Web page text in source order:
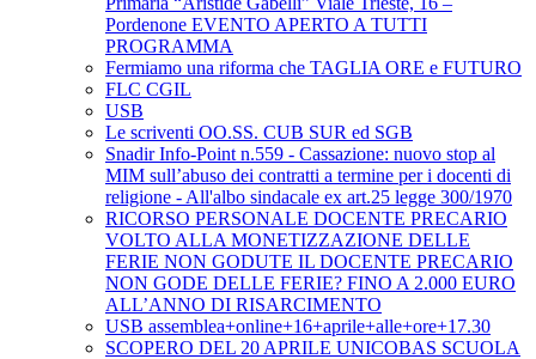
Pordenone EVENTO APERTO A TUTTI
PROGRAMMA
Fermiamo una riforma che TAGLIA ORE e FUTURO
FLC CGIL
USB
Le scriventi OO.SS. CUB SUR ed SGB
Snadir Info-Point n.559 - Cassazione: nuovo stop al
MIM sull’abuso dei contratti a termine per i docenti di
religione - All'albo sindacale ex art.25 legge 300/1970
RICORSO PERSONALE DOCENTE PRECARIO
VOLTO ALLA MONETIZZAZIONE DELLE
FERIE NON GODUTE IL DOCENTE PRECARIO
NON GODE DELLE FERIE? FINO A 2.000 EURO
ALL’ANNO DI RISARCIMENTO
USB assemblea+online+16+aprile+alle+ore+17.30
SCOPERO DEL 20 APRILE UNICOBAS SCUOLA